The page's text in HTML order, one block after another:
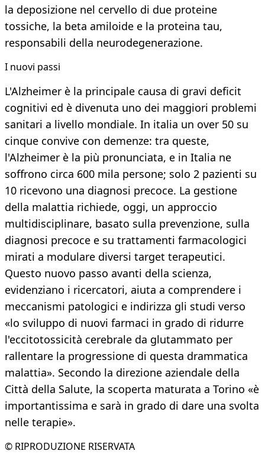
la deposizione nel cervello di due proteine
tossiche, la beta amiloide e la proteina tau,
responsabili della neurodegenerazione.
I nuovi passi
L'Alzheimer è la principale causa di gravi deficit
cognitivi ed è divenuta uno dei maggiori problemi
sanitari a livello mondiale. In italia un over 50 su
cinque convive con demenze: tra queste,
l'Alzheimer è la più pronunciata, e in Italia ne
soffrono circa 600 mila persone; solo 2 pazienti su
10 ricevono una diagnosi precoce. La gestione
della malattia richiede, oggi, un approccio
multidisciplinare, basato sulla prevenzione, sulla
diagnosi precoce e su trattamenti farmacologici
mirati a modulare diversi target terapeutici.
Questo nuovo passo avanti della scienza,
evidenziano i ricercatori, aiuta a comprendere i
meccanismi patologici e indirizza gli studi verso
«lo sviluppo di nuovi farmaci in grado di ridurre
l'eccitotossicità cerebrale da glutammato per
rallentare la progressione di questa drammatica
malattia». Secondo la direzione aziendale della
Città della Salute, la scoperta maturata a Torino «è
importantissima e sarà in grado di dare una svolta
nelle terapie».
© RIPRODUZIONE RISERVATA